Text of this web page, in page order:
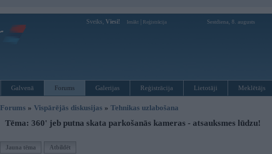
Sveiks, Viesi! Ienākt Reģistrācija Sestdiena, 8. augusts
Galvenā Forums Galerijas Reģistrācija Lietotāji Meklētājs
Forums » Vispārējās diskusijas » Tehnikas uzlabošana
Tēma: 360' jeb putna skata parkošanās kameras - atsauksmes lūdzu!
Jauna tēma Atbildēt